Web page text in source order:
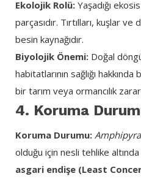
Ekolojik Rolü: Yaşadığı
parçasıdır. Tırtılları, kuşlar
besin kaynağıdır.
Biyolojik Önemi: Doğal
habitatlarının sağlığı
bir tarım veya ormancılık
4. Koruma
Koruma Durumu:
olduğu için nesli tehlike
asgari endişe (Least